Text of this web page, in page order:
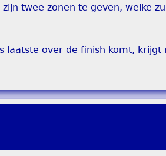
twee zonen te geven, welke
laatste over de finish komt,